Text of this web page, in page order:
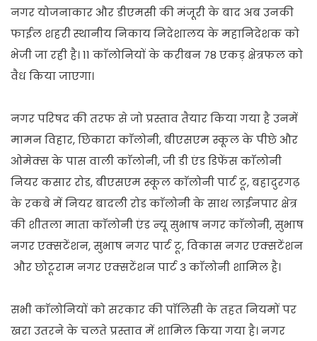
नगर योजनाकार और डीएमसी की मंजूरी के बाद अब उनकी
फाईल शहरी स्थानीय निकाय निदेशालय के महानिदेशक को
भेजी जा रही है। 11 काॅलोनियों के करीबन 78 एकड़ क्षेत्रफल को
वैध किया जाएगा।
नगर परिषद की तरफ से जो प्रस्ताव तैयार किया गया है उनमें
मामन विहार, छिकारा काॅलोनी, बीएसएम स्कूल के पीछे और
ओमेक्स के पास वाली काॅलोनी, जी डी एंड डिफेंस काॅलोनी
नियर कसार रोड, बीएसएम स्कूल काॅलोनी पार्ट टू, बहादुरगढ़
के रकबे में नियर बादली रोड काॅलोनी के साथ लाईनपार क्षेत्र
की शीतला माता काॅलोनी एंड न्यू सुभाष नगर काॅलोनी, सुभाष
नगर एक्सटेंशन, सुभाष नगर पार्ट टू, विकास नगर एक्सटेंशन
और छोटूराम नगर एक्सटेंशन पार्ट 3 काॅलोनी शामिल है।
सभी काॅलोनियों को सरकार की पाॅलिसी के तहत नियमों पर
खरा उतरने के चलते प्रस्ताव में शामिल किया गया है। नगर